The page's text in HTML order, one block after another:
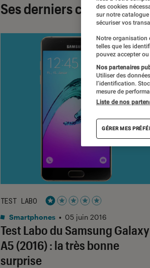
Ses derniers contenus
Test Labo du Samsung Galaxy
A5 (2016) : la très bonne
surprise
TEST LABO
Noté 1 étoiles sur 5
Smartphones • 05 juin 2016
des cookies
sur notre
sécuriser vos
Notre organisation
telles que les
pouvez accepter
Nos partenaires
Utiliser des
l’identification.
mesure de
Liste de nos
GÉRER MES